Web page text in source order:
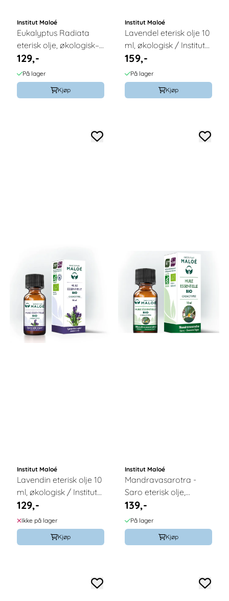
Institut Maloé
Eukalyptus Radiata
eterisk olje, økologisk–
129,-
På lager
Kjøp
Institut Maloé
Lavendel eterisk olje 10
ml, økologisk / Institut
Maloé
159,-
På lager
Kjøp
Institut Maloé
Lavendin eterisk olje 10
ml, økologisk / Institut
Maloé
129,-
Ikke på lager
Kjøp
Institut Maloé
Mandravasarotra -
Saro eterisk olje,
økologisk– 10 ml,
Institut Maloe
139,-
På lager
Kjøp